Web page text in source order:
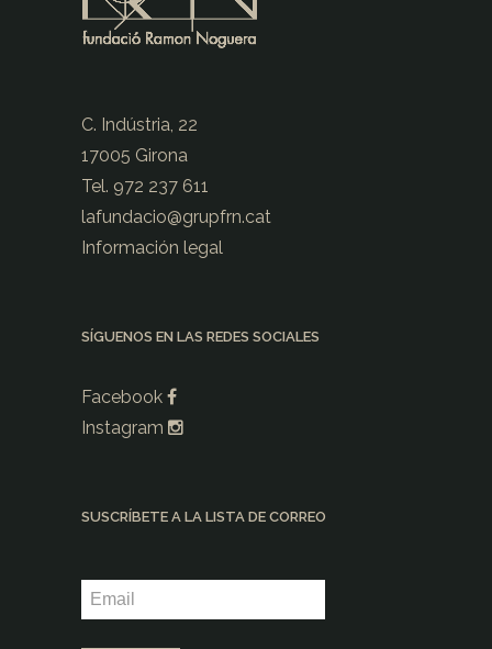
C. Indústria, 22
17005 Girona
Tel. 972 237 611
lafundacio@grupfrn.cat
Información legal
SÍGUENOS EN LAS REDES SOCIALES
Facebook
Instagram
SUSCRÍBETE A LA LISTA DE CORREO